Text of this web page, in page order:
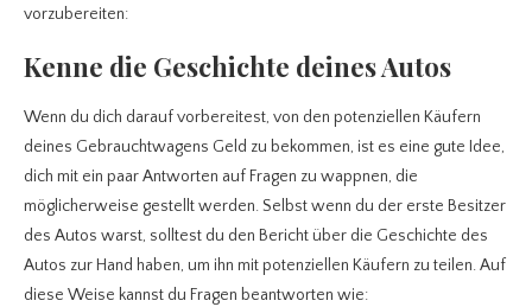
vorzubereiten:
Kenne die Geschichte deines Autos
Wenn du dich darauf vorbereitest, von den potenziellen Käufern
deines Gebrauchtwagens Geld zu bekommen, ist es eine gute Idee,
dich mit ein paar Antworten auf Fragen zu wappnen, die
möglicherweise gestellt werden. Selbst wenn du der erste Besitzer
des Autos warst, solltest du den Bericht über die Geschichte des
Autos zur Hand haben, um ihn mit potenziellen Käufern zu teilen. Auf
diese Weise kannst du Fragen beantworten wie: